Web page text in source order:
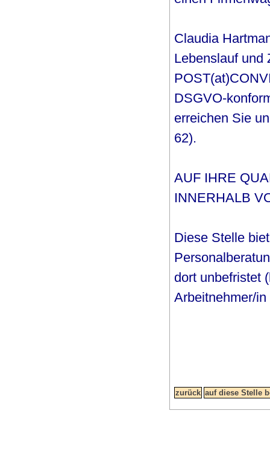
Claudia
Lebenslauf und
DSGVO-
erreichen Sie
62).
AUF IHRE
INNERHALB
Diese Stelle
dort unbefristet
Arbeitnehmer/in